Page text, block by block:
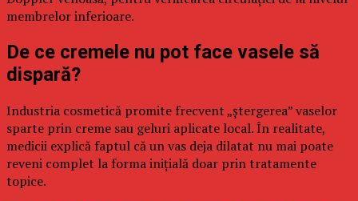
membrelor inferioare.
De ce cremele nu pot face vasele să
dispară?
Industria cosmetică promite frecvent „ștergerea” vaselor
sparte prin creme sau geluri aplicate local. În realitate,
medicii explică faptul că un vas deja dilatat nu mai poate
reveni complet la forma inițială doar prin tratamente
topice.